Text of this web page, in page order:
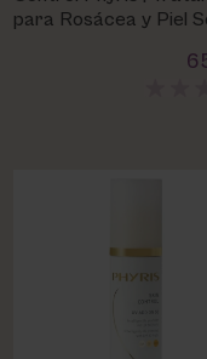
para Rosácea y Piel